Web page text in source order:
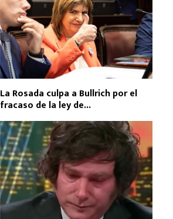
La Rosada culpa a Bullrich por el
fracaso de la ley de...